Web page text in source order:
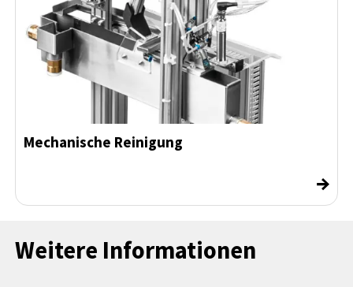
Mechanische Reinigung
→
Weitere Informationen